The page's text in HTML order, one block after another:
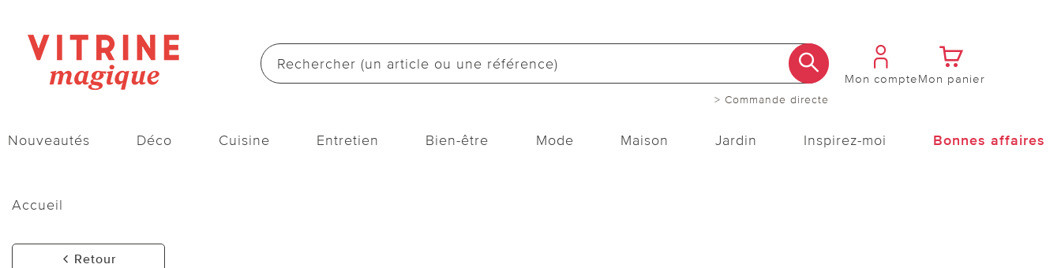
> Commande directe
Mon compteMon panier
Nouveautés Déco Cuisine Entretien Bien-être Mode Maison Jardin Inspirez-moi Bonnes affaires
Accueil
Retour